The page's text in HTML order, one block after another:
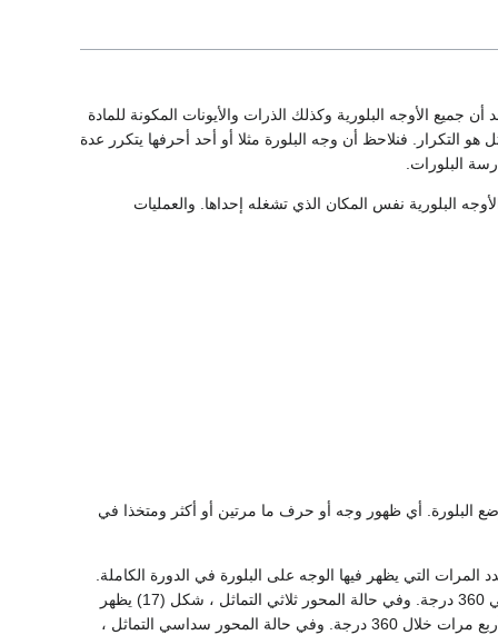
جميع الأوجه البلورية وكذلك الذرات والأيونات المكونة للمادة
فنلاحظ أن وجه البلورة مثلا أو أحد أحرفها يتكرر عدة
البلورات.
البلورية نفس المكان الذي تشغله إحداها. والعمليات
البلورة. أي ظهور وجه أو حرف ما مرتين أو أكثر ومتخذا في
التي يظهر فيها الوجه على البلورة في الدورة الكاملة.
ففي حالة المحور ثنائي التماثل ، شكل (16) يظهر الوجه كل 180 درجة. ويتكرر وضع البلورة مرتين في 360 درجة. وفي حالة المحور ثلاثي التماثل ، شكل (17) يظهر
الوجه كل 120 درجة ، ويتكرر وضع شكل (18) ، فإن الوجه يظهر كل 90 درجة ، ويتكرر وضع البلورة أربع مرات خلال 360 درجة. وفي حالة المحور سداسي التماثل ،